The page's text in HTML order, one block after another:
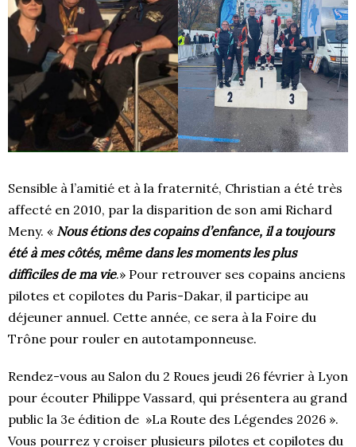
Sensible à l’amitié et à la fraternité, Christian a été très
affecté en 2010, par la disparition de son ami Richard
Meny. « Nous étions des copains d’enfance, il a toujours
été à mes côtés, même dans les moments les plus
difficiles de ma vie.» Pour retrouver ses copains anciens
pilotes et copilotes du Paris-Dakar, il participe au
déjeuner annuel. Cette année, ce sera à la Foire du
Trône pour rouler en autotamponneuse.
Rendez-vous au Salon du 2 Roues jeudi 26 février à Lyon
pour écouter Philippe Vassard, qui présentera au grand
public la 3e édition de »La Route des Légendes 2026 ».
Vous pourrez y croiser plusieurs pilotes et copilotes du